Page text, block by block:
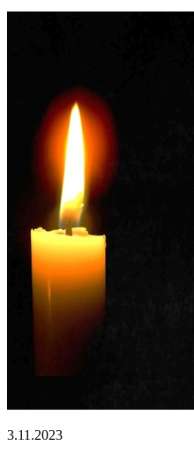
3.11.2023